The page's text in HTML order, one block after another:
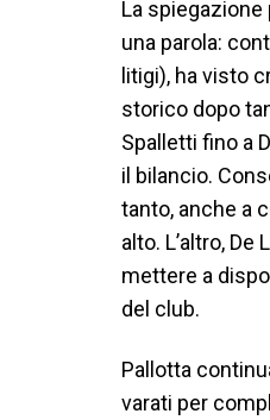
La
una parola:
litigi), ha visto
storico dopo
Spalletti fino a
il bilancio.
tanto, anche a
alto. L’altro,
mettere a
del club.
Pallotta
varati per